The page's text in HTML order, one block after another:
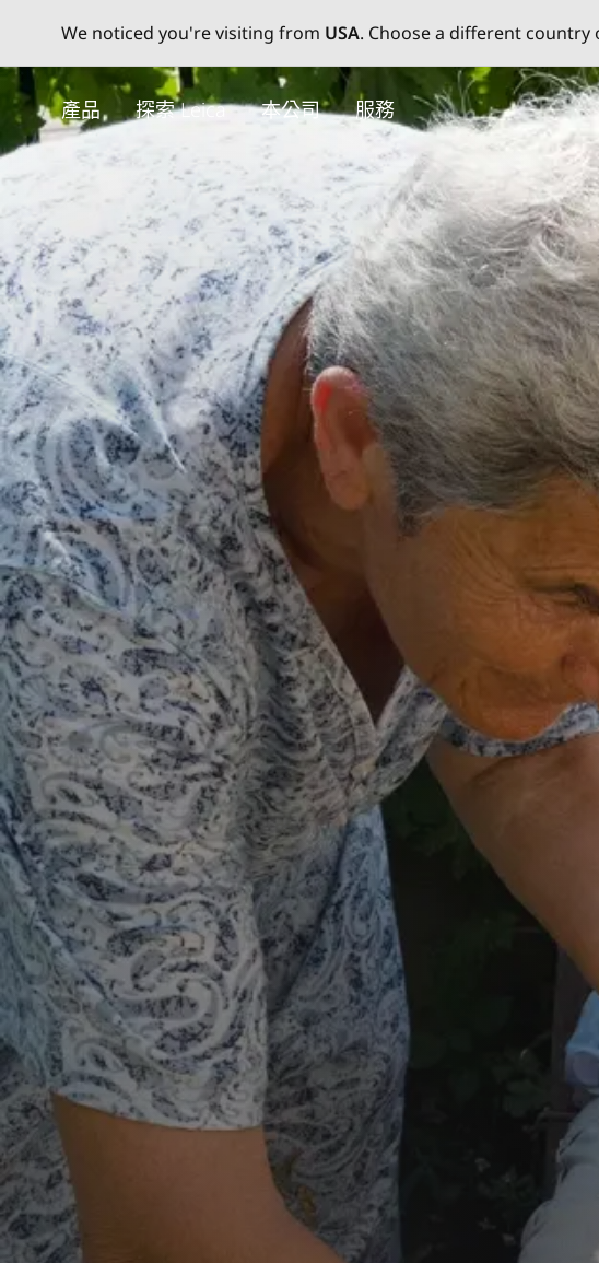
We noticed you're visiting from USA. Choose a different
Skip
to
main
content
產品 探索 Leica 本公司 服務